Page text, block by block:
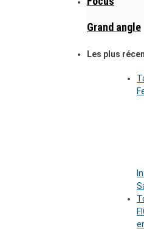
Grand angle
Les plus